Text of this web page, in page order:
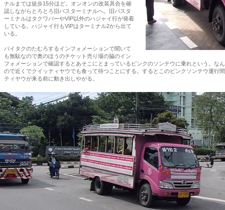
ナルまでは徒歩15分ほど。オンオンの改装具合を確
認しながらとろとろ旧バスターミナルへ。旧バスタ
ーミナルはタクワパーやVIP以外のハジャイ行が発着
している。ハジャイ行もVIPはターミナル2から出て
いる。
バイタクのたむろするインフォメーションで聞いて
も無駄なので奥のほうのチケット売り場の脇のイン
フォメーションで確認するとあそこにとまっているピンクのソンテウに乗れという。な
ので近くでクイッティヤウでも食って待つことにする。するとこのピンクソンテウ運行
ティヤウが来る前に動き出しやがる。